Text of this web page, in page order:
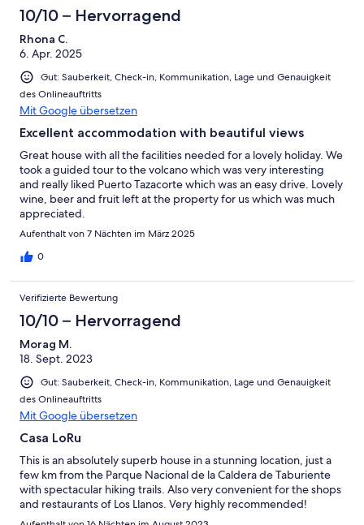
10/10 – Hervorragend
Rhona C.
6. Apr. 2025
Gut: Sauberkeit, Check-in, Kommunikation, Lage und Genauigkeit
des Onlineauftritts
Mit Google übersetzen
Excellent accommodation with beautiful views
Great house with all the facilities needed for a lovely holiday. We
took a guided tour to the volcano which was very interesting
and really liked Puerto Tazacorte which was an easy drive. Lovely
wine, beer and fruit left at the property for us which was much
appreciated.
Aufenthalt von 7 Nächten im März 2025
0
Verifizierte Bewertung
10/10 – Hervorragend
Morag M.
18. Sept. 2023
Gut: Sauberkeit, Check-in, Kommunikation, Lage und Genauigkeit
des Onlineauftritts
Mit Google übersetzen
Casa LoRu
This is an absolutely superb house in a stunning location, just a
few km from the Parque Nacional de la Caldera de Taburiente
with spectacular hiking trails. Also very convenient for the shops
and restaurants of Los Llanos. Very highly recommended!